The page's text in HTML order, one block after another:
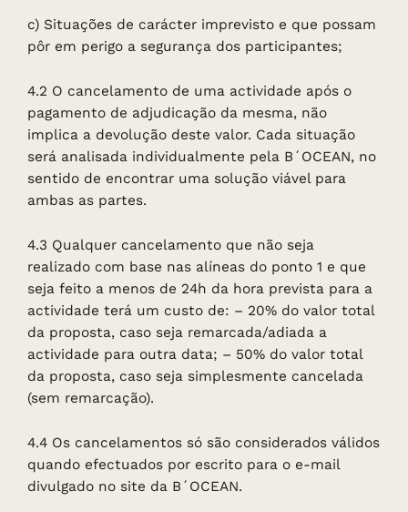
c) Situações de carácter imprevisto e que possam
pôr em perigo a segurança dos participantes;
4.2 O cancelamento de uma actividade após o
pagamento de adjudicação da mesma, não
implica a devolução deste valor. Cada situação
será analisada individualmente pela B´OCEAN, no
sentido de encontrar uma solução viável para
ambas as partes.
4.3 Qualquer cancelamento que não seja
realizado com base nas alíneas do ponto 1 e que
seja feito a menos de 24h da hora prevista para a
actividade terá um custo de: – 20% do valor total
da proposta, caso seja remarcada/adiada a
actividade para outra data; – 50% do valor total
da proposta, caso seja simplesmente cancelada
(sem remarcação).
4.4 Os cancelamentos só são considerados válidos
quando efectuados por escrito para o e-mail
divulgado no site da B´OCEAN.